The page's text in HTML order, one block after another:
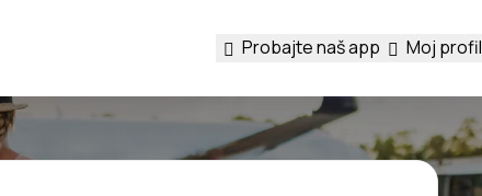
Probajte naš app Moj profil